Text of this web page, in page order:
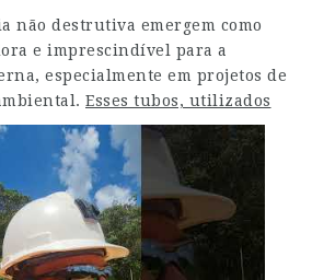
não destrutiva emergem como
e imprescindível para a
especialmente em projetos de
Esses tubos, utilizados